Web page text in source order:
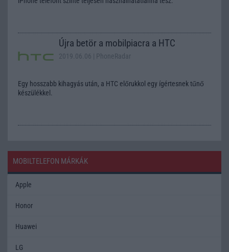
Újra betör a mobilpiacra a HTC
2019.06.06 | PhoneRadar
Egy hosszabb kihagyás után, a HTC előrukkol egy ígértesnek tűnő
készülékkel.
MOBILTELEFON MÁRKÁK
Apple
Honor
Huawei
LG